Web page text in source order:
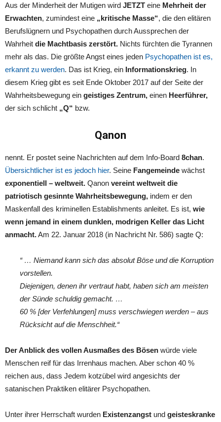
Aus der Minderheit der Mutigen wird JETZT eine Mehrheit der
Erwachten, zumindest eine „kritische Masse“, die den elitären
Berufslügnern und Psychopathen durch Aussprechen der
Wahrheit die Machtbasis zerstört. Nichts fürchten die Tyrannen
mehr als das. Die größte Angst eines jeden Psychopathen ist es,
erkannt zu werden. Das ist Krieg, ein Informationskrieg. In
diesem Krieg gibt es seit Ende Oktober 2017 auf der Seite der
Wahrheitsbewegung ein geistiges Zentrum, einen Heerführer,
der sich schlicht „Q“ bzw.
Qanon
nennt. Er postet seine Nachrichten auf dem Info-Board 8chan.
Übersichtlicher ist es jedoch hier. Seine Fangemeinde wächst
exponentiell – weltweit. Qanon vereint weltweit die
patriotisch gesinnte Wahrheitsbewegung, indem er den
Maskenfall des kriminellen Establishments anleitet. Es ist, wie
wenn jemand in einem dunklen, modrigen Keller das Licht
anmacht.Am 22. Januar 2018 (in Nachricht Nr. 586) sagte Q:
“ … Niemand kann sich das absolut Böse und die Korruption
vorstellen.
Diejenigen, denen ihr vertraut habt, haben sich am meisten
der Sünde schuldig gemacht. …
60 % [der Verfehlungen] muss verschwiegen werden – aus
Rücksicht auf die Menschheit.“
Der Anblick des vollen Ausmaßes des Bösen würde viele
Menschen reif für das Irrenhaus machen. Aber schon 40 %
reichen aus, dass Jedem kotzübel wird angesichts der
satanischen Praktiken elitärer Psychopathen.
Unter ihrer Herrschaft wurden Existenzangst und geisteskranke